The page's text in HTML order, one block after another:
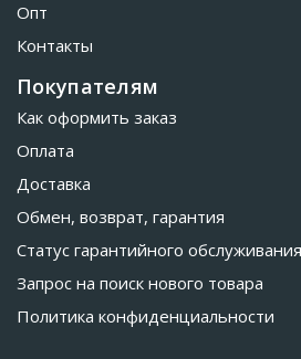
Опт
Контакты
Покупателям
Как оформить заказ
Оплата
Доставка
Обмен, возврат, гарантия
Статус гарантийного
Запрос на поиск нового товара
Политика конфиденциальности